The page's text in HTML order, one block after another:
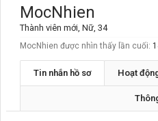
MocNhien
Thành viên mới , Nữ, 34
MocNhien được nhìn thấy lần cuối:
Tin nhắn hồ sơ Hoạt